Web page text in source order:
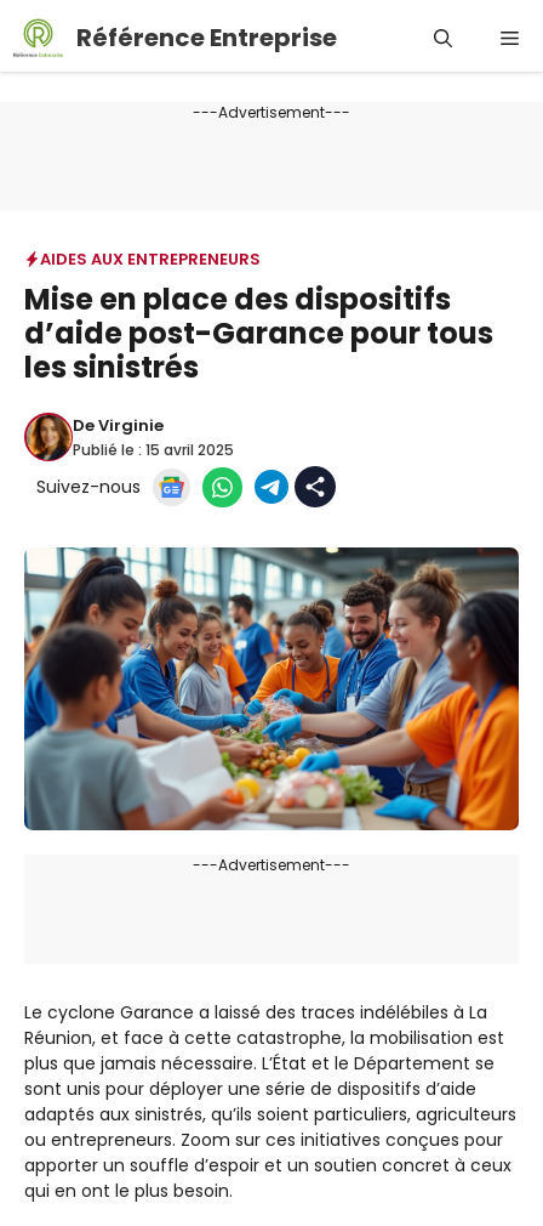
Aller
contenu
Référence Entreprise
---Advertisement---
AIDES AUX ENTREPRENEURS
Mise en place des dispositifs
d’aide post-Garance pour tous
les sinistrés
DeVirginie
Publié le : 15 avril 2025
Suivez-nous
---Advertisement---
Le cyclone Garance a laissé des traces indélébiles à La
Réunion, et face à cette catastrophe, la mobilisation est
plus que jamais nécessaire. L’État et le Département se
sont unis pour déployer une série de dispositifs d’aide
adaptés aux sinistrés, qu’ils soient particuliers, agriculteurs
ou entrepreneurs. Zoom sur ces initiatives conçues pour
apporter un souffle d’espoir et un soutien concret à ceux
qui en ont le plus besoin.